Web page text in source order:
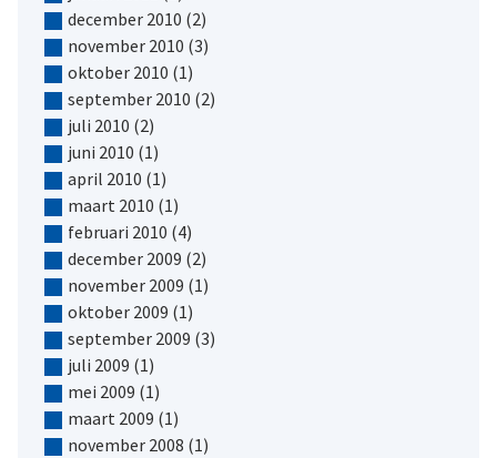
december 2010 (2)
november 2010 (3)
oktober 2010 (1)
september 2010 (2)
juli 2010 (2)
juni 2010 (1)
april 2010 (1)
maart 2010 (1)
februari 2010 (4)
december 2009 (2)
november 2009 (1)
oktober 2009 (1)
september 2009 (3)
juli 2009 (1)
mei 2009 (1)
maart 2009 (1)
november 2008 (1)